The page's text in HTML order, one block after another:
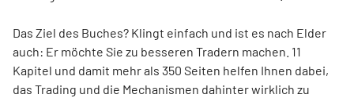
Das Ziel des Buches? Klingt einfach und ist es nach Elder
auch: Er möchte Sie zu besseren Tradern machen. 11
Kapitel und damit mehr als 350 Seiten helfen Ihnen dabei,
das Trading und die Mechanismen dahinter wirklich zu